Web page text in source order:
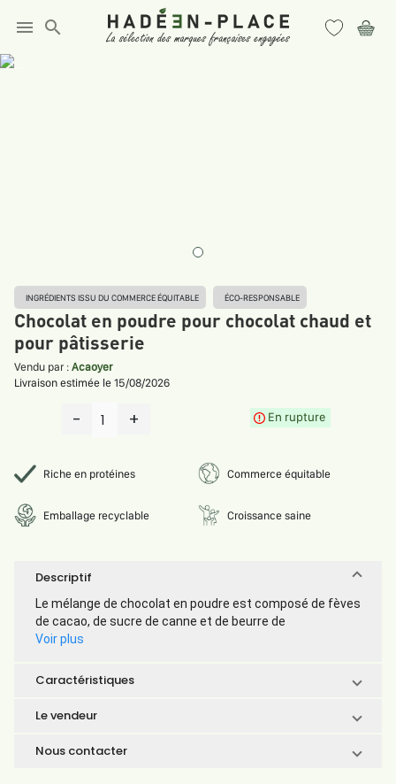
menu search
INGRÉDIENTS ISSU DU COMMERCE ÉQUITABLE ÉCO-RESPONSABLE
Chocolat en poudre pour chocolat chaud et
pour pâtisserie
Vendu par : Acaoyer
Livraison estimée le 15/08/2026
Riche en protéines Commerce équitable
Emballage recyclable Croissance saine
- 1 + En rupture
Descriptif
Le mélange de chocolat en poudre est composé de fèves
de cacao, de sucre de canne et de beurre de
Voir plus
Caractéristiques
Le vendeur
Nous contacter